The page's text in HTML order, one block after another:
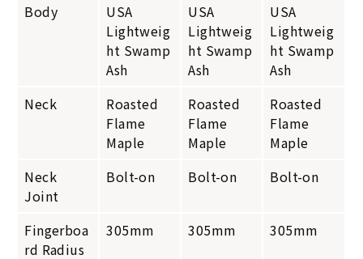
Body
USA
Lightweig
ht Swamp
Ash
USA
Lightweig
ht Swamp
Ash
USA
Lightweig
ht Swamp
Ash
Neck
Roasted
Flame
Maple
Roasted
Flame
Maple
Roasted
Flame
Maple
Neck
Joint
Bolt-on Bolt-on Bolt-on
Fingerboa
rd Radius
305mm 305mm 305mm